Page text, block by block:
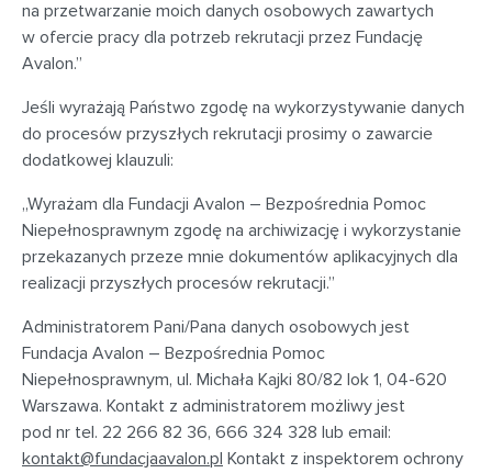
na przetwarzanie moich danych osobowych zawartych
w ofercie pracy dla potrzeb rekrutacji przez Fundację
Avalon.”
Jeśli wyrażają Państwo zgodę na wykorzystywanie danych
do procesów przyszłych rekrutacji prosimy o zawarcie
dodatkowej klauzuli:
„Wyrażam dla Fundacji Avalon – Bezpośrednia Pomoc
Niepełnosprawnym zgodę na archiwizację i wykorzystanie
przekazanych przeze mnie dokumentów aplikacyjnych dla
realizacji przyszłych procesów rekrutacji.”
Administratorem Pani/Pana danych osobowych jest
Fundacja Avalon – Bezpośrednia Pomoc
Niepełnosprawnym, ul. Michała Kajki 80/82 lok 1, 04-620
Warszawa. Kontakt z administratorem możliwy jest
pod nr tel. 22 266 82 36, 666 324 328 lub email:
kontakt@fundacjaavalon.pl Kontakt z inspektorem ochrony